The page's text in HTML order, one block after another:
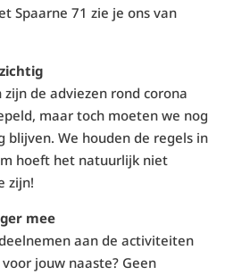
Spaarne 71 zie je ons van
de adviezen rond corona
maar toch moeten we nog
blijven. We houden de regels in
hoeft het natuurlijk niet
zijn!
mee
aan de activiteiten
jouw naaste? Geen